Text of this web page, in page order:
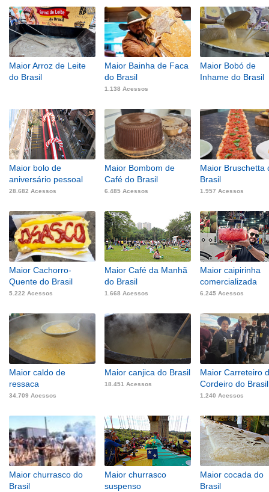
Maior Arroz de Leite
do Brasil
Maior Bainha de Faca
do Brasil
1.138 Acessos
Maior Bobó de
Inhame do Brasil
Maior bolo de
aniversário pessoal
28.682 Acessos
Maior Bombom de
Café do Brasil
6.485 Acessos
Maior Bruschetta
Brasil
1.957 Acessos
Maior Cachorro-
Quente do Brasil
5.222 Acessos
Maior Café da Manhã
do Brasil
1.668 Acessos
Maior caipirinha
comercializada
6.245 Acessos
Maior caldo de
ressaca
34.709 Acessos
Maior canjica do Brasil
18.451 Acessos
Maior Carreteiro
Cordeiro do Brasil
1.240 Acessos
Maior churrasco do
Brasil
Maior churrasco
suspenso
Maior cocada do
Brasil